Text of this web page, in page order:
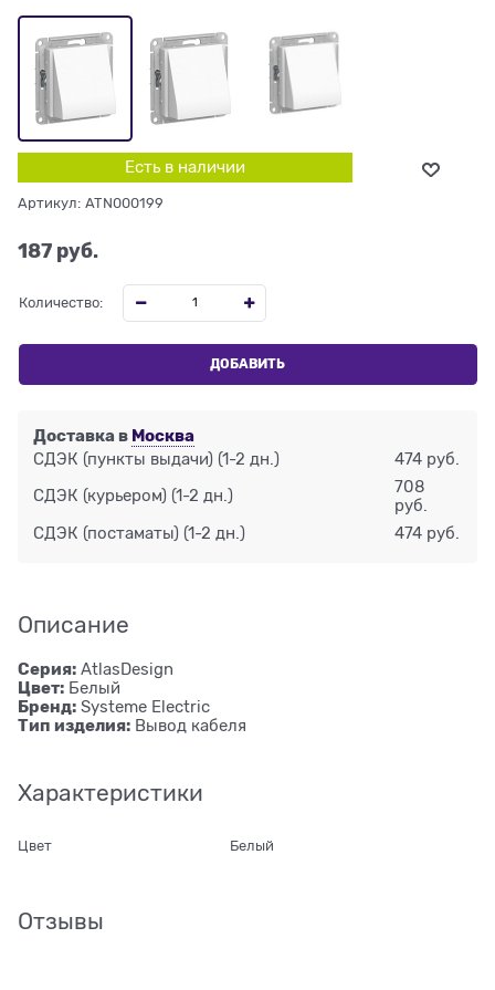
Есть в наличии
Артикул: ATN000199
187 руб.
Количество:
ДОБАВИТЬ
Доставка в Москва
СДЭК (пункты выдачи) (1-2 дн.) 474 руб.
СДЭК (курьером) (1-2 дн.)
708
руб.
СДЭК (постаматы) (1-2 дн.) 474 руб.
Описание
Серия: AtlasDesign
Цвет: Белый
Бренд: Systeme Electric
Тип изделия: Вывод кабеля
Характеристики
Цвет Белый
Отзывы